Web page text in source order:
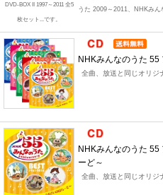
DVD-BOX II 1997～2011 全5
枚セット...です。
うた 2009～2011、NHKみ
NHKみんなのうた 55
全曲、放送と同じオリジ
NHKみんなのうた 55
ーど～
全曲、放送と同じオリジ